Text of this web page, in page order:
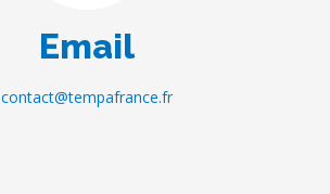
Email
contact@tempafrance.fr